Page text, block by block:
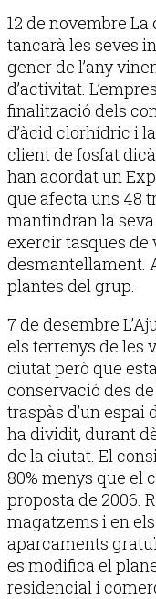
12 de novembre
tancarà les seves
gener de l’any
d’activitat.
finalització dels
d’àcid clorhídric i
client de fosfat
han acordat un
que afecta uns 48
mantindran la
exercir tasques
desmantellament.
plantes del grup.
7 de desembre
els terrenys de les
ciutat però que
conservació des
traspàs d’un espai
ha dividit, durant
de la ciutat. El
80% menys que el
proposta de 2006.
magatzems i en
aparcaments
es modifica el
residencial i